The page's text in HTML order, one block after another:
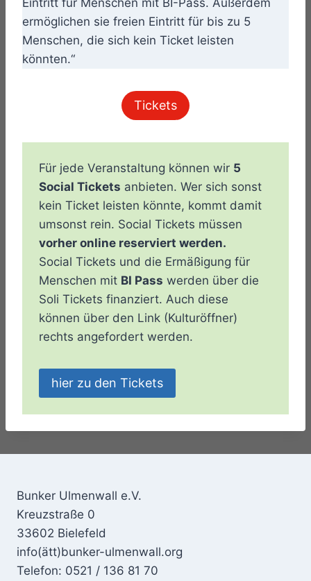
ermöglichen sie freien Eintritt für bis zu 5
Menschen, die sich kein Ticket leisten
könnten.“
Tickets
Für jede Veranstaltung können wir 5
Social Tickets anbieten. Wer sich sonst
kein Ticket leisten könnte, kommt damit
umsonst rein. Social Tickets müssen
vorher online reserviert werden.
Social Tickets und die Ermäßigung für
Menschen mit BI Pass werden über die
Soli Tickets finanziert. Auch diese
können über den Link (Kulturöffner)
rechts angefordert werden.
hier zu den Tickets
Bunker Ulmenwall e.V.
Kreuzstraße 0
33602 Bielefeld
info(ätt)bunker-ulmenwall.org
Telefon: 0521 / 136 81 70